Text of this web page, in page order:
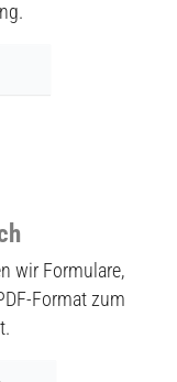
wir Formulare,
Format zum